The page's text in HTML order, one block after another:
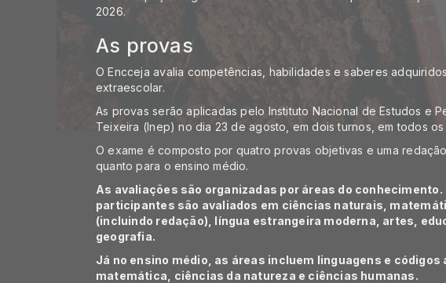
2026.
As provas
O Encceja avalia competências, habilidades e saberes
extraescolar.
As provas serão aplicadas pelo Instituto Nacional de Estudos e
Teixeira (Inep) no dia 23 de agosto, em dois turnos, em todos
O exame é composto por quatro provas objetivas e uma
quanto para o ensino médio.
As avaliações são organizadas por áreas do
participantes são avaliados em ciências naturais,
(incluindo redação), língua estrangeira moderna, artes,
geografia.
Já no ensino médio, as áreas incluem linguagens e códigos
matemática, ciências da natureza e ciências humanas.